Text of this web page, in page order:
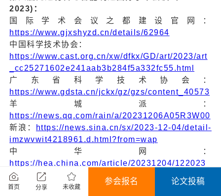
2023)：
国际学术会议之都建设官网：
https://www.gjxshyzd.cn/details/62964
中国科学技术协会：
https://www.cast.org.cn/xw/dfkx/GD/art/2023/art
_cc25271602e241aab3b284f5a332fc55.html
广东省科学技术协会：
https://www.gdsta.cn/jckx/gz/gzs/content_40573
羊城派：
https://news.qq.com/rain/a/20231206A05R3W00
新浪：
https://news.sina.cn/sx/2023-12-04/detail-
imzwvwit4218961.d.html?from=wap
中华网：
https://hea.china.com/article/20231204/122023_
1450560.html
网易：
首页 分享 未收藏
参会报名 论文投稿